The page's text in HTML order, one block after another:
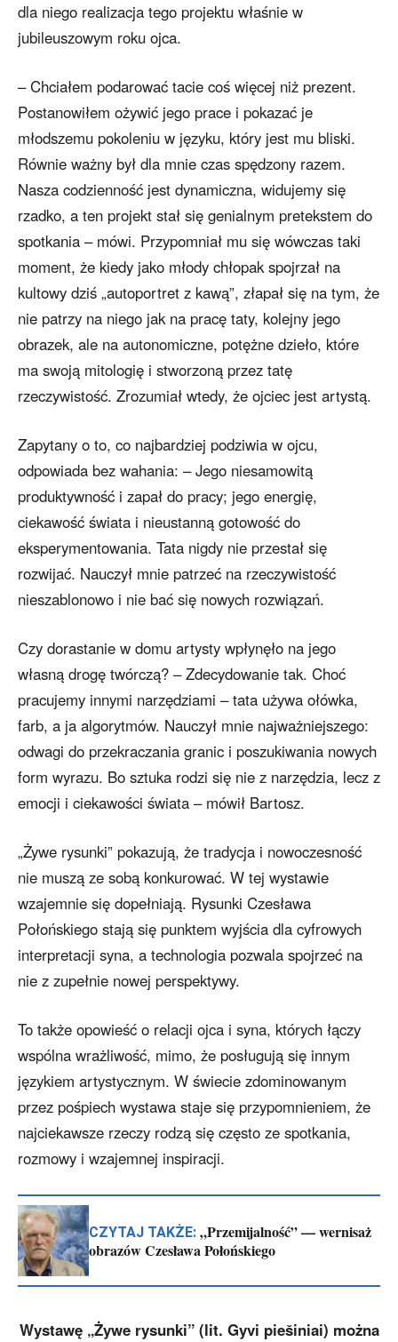
dla niego realizacja tego projektu właśnie w
jubileuszowym roku ojca.
– Chciałem podarować tacie coś więcej niż prezent.
Postanowiłem ożywić jego prace i pokazać je
młodszemu pokoleniu w języku, który jest mu bliski.
Równie ważny był dla mnie czas spędzony razem.
Nasza codzienność jest dynamiczna, widujemy się
rzadko, a ten projekt stał się genialnym pretekstem do
spotkania – mówi. Przypomniał mu się wówczas taki
moment, że kiedy jako młody chłopak spojrzał na
kultowy dziś „autoportret z kawą”, złapał się na tym, że
nie patrzy na niego jak na pracę taty, kolejny jego
obrazek, ale na autonomiczne, potężne dzieło, które
ma swoją mitologię i stworzoną przez tatę
rzeczywistość. Zrozumiał wtedy, że ojciec jest artystą.
Zapytany o to, co najbardziej podziwia w ojcu,
odpowiada bez wahania: – Jego niesamowitą
produktywność i zapał do pracy; jego energię,
ciekawość świata i nieustanną gotowość do
eksperymentowania. Tata nigdy nie przestał się
rozwijać. Nauczył mnie patrzeć na rzeczywistość
nieszablonowo i nie bać się nowych rozwiązań.
Czy dorastanie w domu artysty wpłynęło na jego
własną drogę twórczą? – Zdecydowanie tak. Choć
pracujemy innymi narzędziami – tata używa ołówka,
farb, a ja algorytmów. Nauczył mnie najważniejszego:
odwagi do przekraczania granic i poszukiwania nowych
form wyrazu. Bo sztuka rodzi się nie z narzędzia, lecz z
emocji i ciekawości świata – mówił Bartosz.
„Żywe rysunki” pokazują, że tradycja i nowoczesność
nie muszą ze sobą konkurować. W tej wystawie
wzajemnie się dopełniają. Rysunki Czesława
Połońskiego stają się punktem wyjścia dla cyfrowych
interpretacji syna, a technologia pozwala spojrzeć na
nie z zupełnie nowej perspektywy.
To także opowieść o relacji ojca i syna, których łączy
wspólna wrażliwość, mimo, że posługują się innym
językiem artystycznym. W świecie zdominowanym
przez pośpiech wystawa staje się przypomnieniem, że
najciekawsze rzeczy rodzą się często ze spotkania,
rozmowy i wzajemnej inspiracji.
CZYTAJ TAKŻE: „Przemijalność” — wernisaż
obrazów Czesława Połońskiego
Wystawę „Żywe rysunki” (lit. Gyvi piešiniai) można